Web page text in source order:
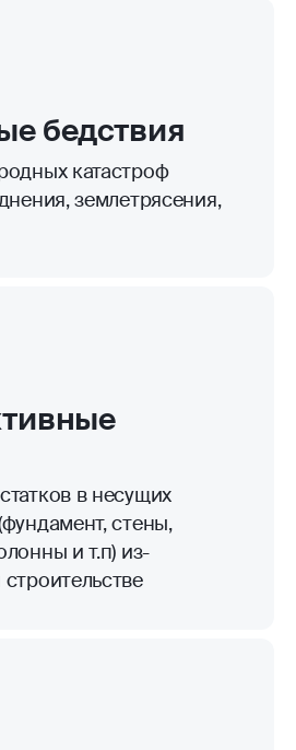
бедствия
катастроф
землетрясения,
в несущих
стены,
и т.п) из-